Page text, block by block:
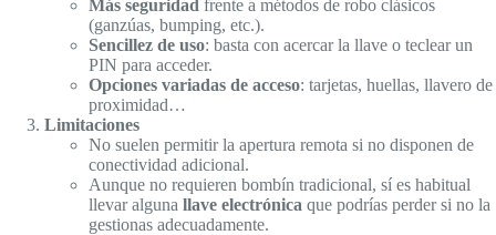
Más seguridad frente a métodos de robo clásicos
(ganzúas, bumping, etc.).
Sencillez de uso: basta con acercar la llave o teclear un
PIN para acceder.
Opciones variadas de acceso: tarjetas, huellas, llavero de
proximidad…
Limitaciones
No suelen permitir la apertura remota si no disponen de
conectividad adicional.
Aunque no requieren bombín tradicional, sí es habitual
llevar alguna llave electrónica que podrías perder si no la
gestionas adecuadamente.